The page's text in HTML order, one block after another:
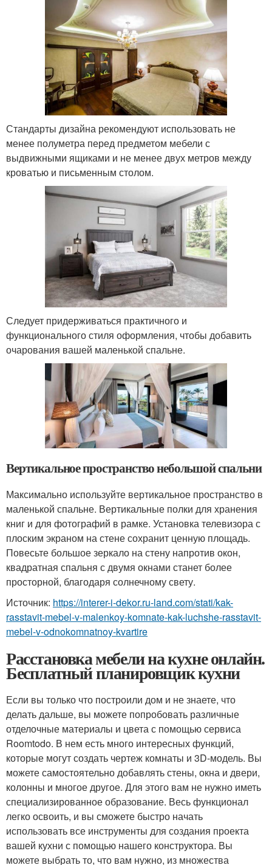
Стандарты дизайна рекомендуют использовать не
менее полуметра перед предметом мебели с
выдвижными ящиками и не менее двух метров между
кроватью и письменным столом.
Следует придерживаться практичного и
функционального стиля оформления, чтобы добавить
очарования вашей маленькой спальне.
Вертикальное пространство небольшой спальни
Максимально используйте вертикальное пространство в
маленькой спальне. Вертикальные полки для хранения
книг и для фотографий в рамке. Установка телевизора с
плоским экраном на стене сохранит ценную площадь.
Повесьте большое зеркало на стену напротив окон,
квадратная спальня с двумя окнами станет более
просторной, благодаря солнечному свету.
Источник: https://interer-i-dekor.ru-land.com/stati/kak-
rasstavit-mebel-v-malenkoy-komnate-kak-luchshe-rasstavit-
mebel-v-odnokomnatnoy-kvartire
Расстановка мебели на кухне онлайн.
Бесплатный планировщик кухни
Если вы только что построили дом и не знаете, что
делать дальше, вы можете попробовать различные
отделочные материалы и цвета с помощью сервиса
Roomtodo. В нем есть много интересных функций,
которые могут создать чертеж комнаты и 3D-модель. Вы
можете самостоятельно добавлять стены, окна и двери,
колонны и многое другое. Для этого вам не нужно иметь
специализированное образование. Весь функционал
легко освоить, и вы сможете быстро начать
использовать все инструменты для создания проекта
вашей кухни с помощью нашего конструктора. Вы
можете выбрать то, что вам нужно, из множества